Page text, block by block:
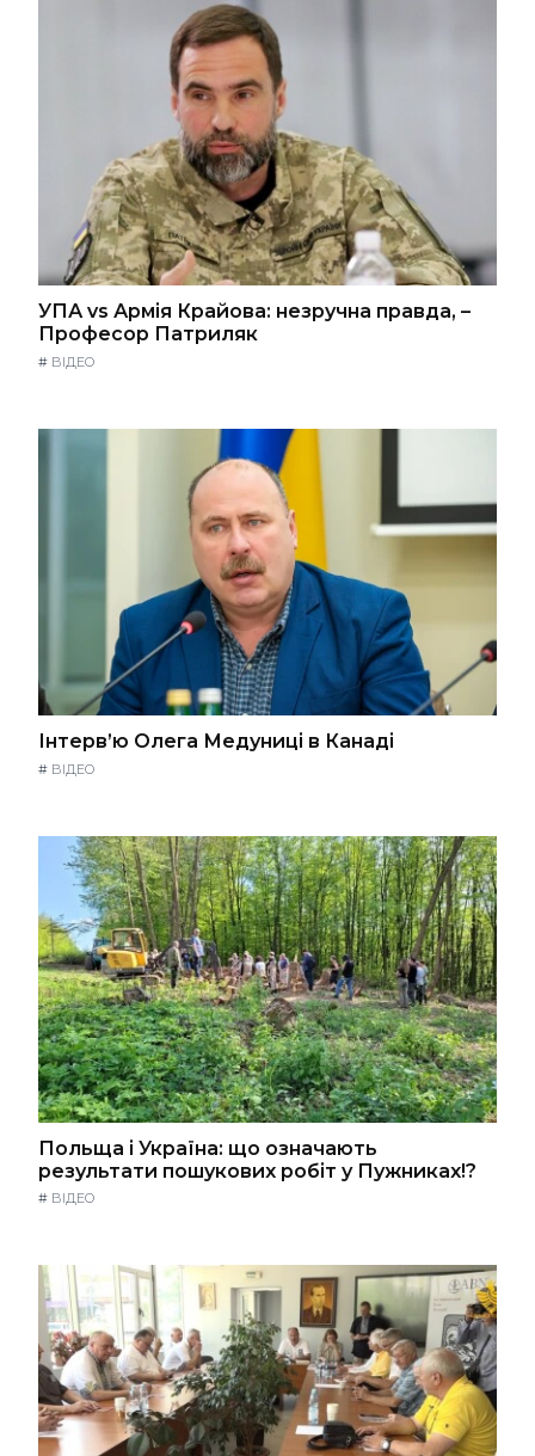
УПА vs Армія Крайова: незручна правда, –
Професор Патриляк
# ВІДЕО
Інтерв’ю Олега Медуниці в Канаді
# ВІДЕО
Польща і Україна: що означають
результати пошукових робіт у Пужниках!?
# ВІДЕО